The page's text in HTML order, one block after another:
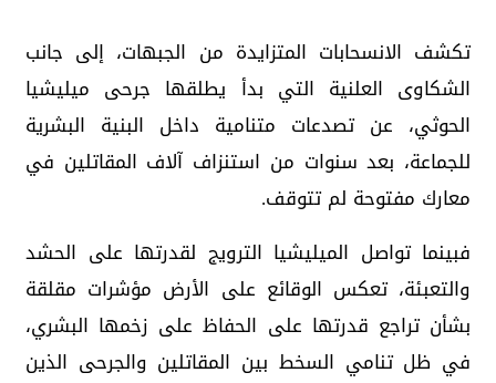
تكشف الانسحابات المتزايدة من الجبهات، إلى جانب
الشكاوى العلنية التي بدأ يطلقها جرحى ميليشيا
الحوثي، عن تصدعات متنامية داخل البنية البشرية
للجماعة، بعد سنوات من استنزاف آلاف المقاتلين في
معارك مفتوحة لم تتوقف.
فبينما تواصل الميليشيا الترويج لقدرتها على الحشد
والتعبئة، تعكس الوقائع على الأرض مؤشرات مقلقة
بشأن تراجع قدرتها على الحفاظ على زخمها البشري،
في ظل تنامي السخط بين المقاتلين والجرحى الذين